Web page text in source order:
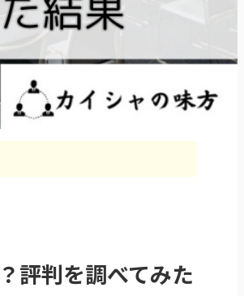
評判を調べてみた